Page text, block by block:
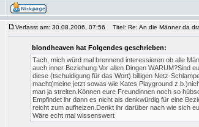
Verfasst am: 30.08.2006, 07:56 Titel: Re: An die Männer da
blondheaven hat Folgendes geschrieben:
Tach, mich würd mal brennend interessieren ob alle
auch inner Beziehung.Vor allen Dingen WARUM?Sind
diese (tschuldigung für das Wort) billigen Netz-
macht(meine jetzt sowas wie Kates Playground
man ja streiten.Können eure Freundinnen noch so
Empfindet ihr dann es nicht als denkwürdig für eine
reicht zum aufheizen.Denkt ihr darüber nach wie sich
Wäre echt mal wissenswert